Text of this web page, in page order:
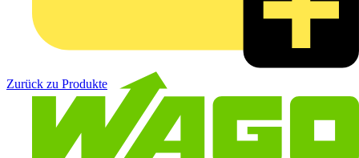
Zurück zu Produkte